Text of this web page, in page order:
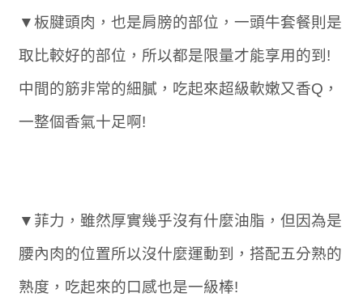
▼板腱頭肉，也是肩膀的部位，一頭牛套餐則是
取比較好的部位，所以都是限量才能享用的到!
中間的筋非常的細膩，吃起來超級軟嫩又香Q，
一整個香氣十足啊!
▼菲力，雖然厚實幾乎沒有什麼油脂，但因為是
腰內肉的位置所以沒什麼運動到，搭配五分熟的
熟度，吃起來的口感也是一級棒!